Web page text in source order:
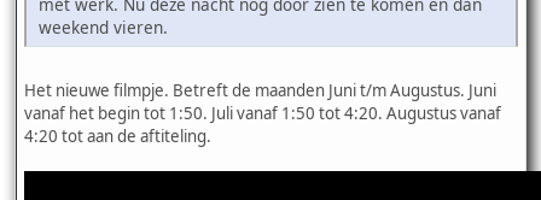
met werk. Nu deze nacht nog door zien te komen en dan
weekend vieren.
Het nieuwe filmpje. Betreft de maanden Juni t/m Augustus. Juni
vanaf het begin tot 1:50. Juli vanaf 1:50 tot 4:20. Augustus vanaf
4:20 tot aan de aftiteling.